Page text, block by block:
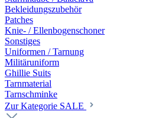
Bekleidungszubehör
Patches
Knie- / Ellenbogenschoner
Sonstiges
Uniformen / Tarnung
Militäruniform
Ghillie Suits
Tarnmaterial
Tarnschminke
Zur Kategorie SALE